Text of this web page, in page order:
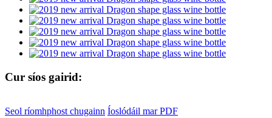
Cur síos gairid:
Seol ríomhphost chugainn Íoslódáil mar PDF